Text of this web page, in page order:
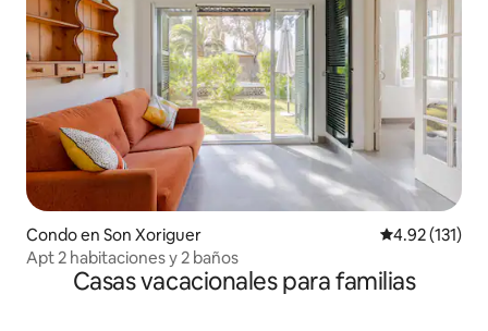
Condo en Son Xoriguer Calificación
4.92 (131)
Apt 2 habitaciones y 2 baños
Casas vacacionales para familias